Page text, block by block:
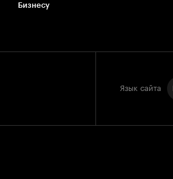
Бизнесу
Язык сайта